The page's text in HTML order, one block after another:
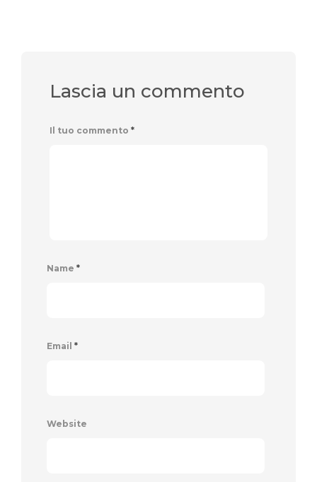
Lascia un commento
Il tuo commento *
Name *
Email *
Website